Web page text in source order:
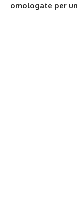
omologate per